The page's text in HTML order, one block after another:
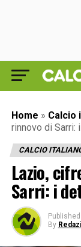
Home » Calcio
rinnovo di Sarri:
CALCIO
Lazio,
Sarri: i
Published
By